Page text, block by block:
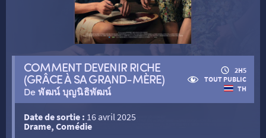
SÉANCES SPÉCIALES
RETOUR
RETOUR
COMMENT DEVENIR RICHE
(GRÂCE À SA GRAND-MÈRE)
De พัฒน์ บุญนิธิพัฒน์
2H5
TOUT PUBLIC
TH
Date de sortie : 16 avril 2025
Drame, Comédie